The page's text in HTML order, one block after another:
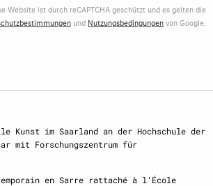
Website ist durch reCAPTCHA geschützt und es gelten die
und Nutzungsbedingungenvon Google.
im Saarland an der Hochschule der
mit Forschungszentrum für
en Sarre rattaché à l‘École